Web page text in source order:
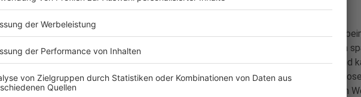
ADAC Tipp:Vor der Buchung aktiv beim Veranstalter oder direkt
und welche Einschränkungen es gibt. Nimmt ein Anbieter zu einem
Änderungen vor, die bei der Buchung noch nicht bekannt waren, und
wesentliche Eigenschaft der Reise nicht erbringen, ist ein
bzw. eine Preisminderung möglich. Beispiel: Der Kunde bucht einen